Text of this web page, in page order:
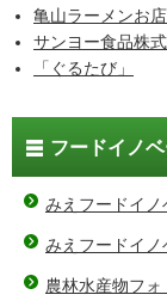
亀山ラーメンお
サンヨー食品株
「ぐるたび」
フードイノ
みえフードイノ
みえフードイ
農林水産物フ